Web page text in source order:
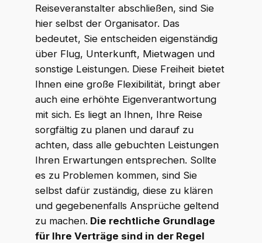
Reiseveranstalter abschließen, sind Sie
hier selbst der Organisator. Das
bedeutet, Sie entscheiden eigenständig
über Flug, Unterkunft, Mietwagen und
sonstige Leistungen. Diese Freiheit bietet
Ihnen eine große Flexibilität, bringt aber
auch eine erhöhte Eigenverantwortung
mit sich. Es liegt an Ihnen, Ihre Reise
sorgfältig zu planen und darauf zu
achten, dass alle gebuchten Leistungen
Ihren Erwartungen entsprechen. Sollte
es zu Problemen kommen, sind Sie
selbst dafür zuständig, diese zu klären
und gegebenenfalls Ansprüche geltend
zu machen. Die rechtliche Grundlage
für Ihre Verträge sind in der Regel